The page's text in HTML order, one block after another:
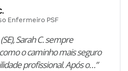
Enfermeiro PSF
Sarah C. sempre
o caminho mais seguro
profissional. Após o…”